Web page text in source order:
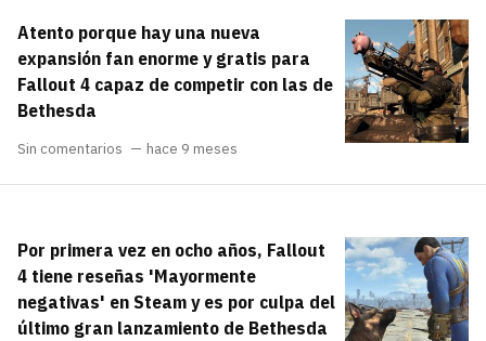
Atento porque hay una nueva
expansión fan enorme y gratis para
Fallout 4 capaz de competir con las de
Bethesda
Sin comentarios hace 9 meses
Por primera vez en ocho años, Fallout
4 tiene reseñas 'Mayormente
negativas' en Steam y es por culpa del
último gran lanzamiento de Bethesda